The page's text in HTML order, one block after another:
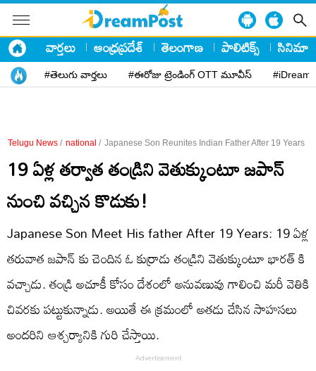
వార్తలు ఆంధ్రప్రదేశ్ తెలంగాణ పాలిటిక్స్ సినిమా
#తెలుగు వార్తలు #ఈరోజు ట్రెండింగ్ OTT మూవీస్
Telugu News / national / Japanese Son Reunites Indian Father After 19 Years
19 ఏళ్ల తర్వాత తండ్రిని వెతుక్కుంటూ జపాన్‌
నుంచి వచ్చిన కొడుకు!
Japanese Son Meet His father After 19 Years: 19 ఏళ్ల
తరువాత జపాన్ కు చెందిన ఓ కుర్రాడు తండ్రిని వెతుక్కుంటూ భారత్ కి
వచ్చాడు. తండ్రి అచూకీ కోసం దేశంలో అనువణువు గాలించి మరీ వెతికి
చివరకు పట్టుకున్నాడు. అయితే ఈ క్రమంలో అతడు చేసిన సాహసలు
అందరిని ఆశ్చర్యానికి గురి చేస్తాయి.